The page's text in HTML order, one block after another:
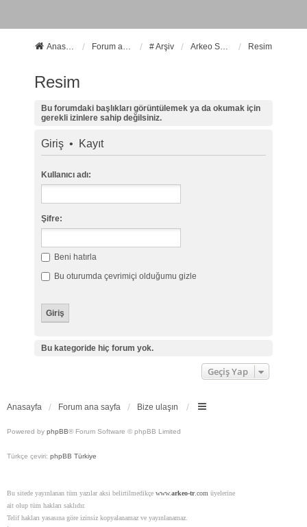
Anasayfa Forum ana sayfa # Arşiv Arkeo Sanat Resim
Resim
Bu forumdaki başlıkları görüntülemek ya da okumak için
gerekli izinlere sahip değilsiniz.
Giriş• Kayıt
Kullanıcı adı:
Şifre:
Beni hatırla
Bu oturumda çevrimiçi olduğumu gizle
Bu kategoride hiç forum yok.
Geçiş Yap
Anasayfa Forum ana sayfa Bize ulaşın
Powered by phpBB® Forum Software © phpBB Limited
Türkçe çeviri: phpBB Türkiye
Bu sitede yayınlanan tüm yazılar aksi belirtilmedikçe www.arkeo-tr.com üyelerine
ait olup tüm hakları saklıdır.
Telif hakları yasasına göre izinsiz kopyalanamaz ve yayınlanamaz.